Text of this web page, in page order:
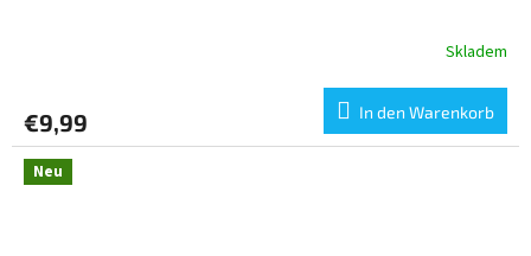
Skladem
€9,99 In den Warenkorb
Neu